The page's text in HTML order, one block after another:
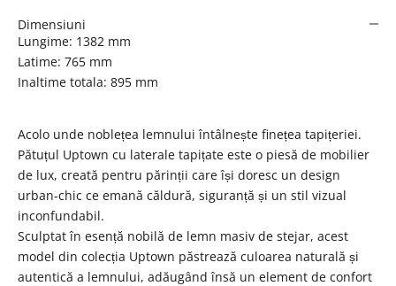
Dimensiuni
Lungime: 1382 mm
Latime: 765 mm
Inaltime totala: 895 mm
Acolo unde noblețea lemnului întâlnește finețea tapițeriei.
Pătuțul Uptown cu laterale tapițate este o piesă de mobilier
de lux, creată pentru părinții care își doresc un design
urban-chic ce emană căldură, siguranță și un stil vizual
inconfundabil.
Sculptat în esență nobilă de lemn masiv de stejar, acest
model din colecția Uptown păstrează culoarea naturală și
autentică a lemnului, adăugând însă un element de confort